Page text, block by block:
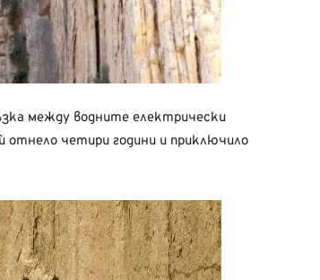
между водните електрически
отнело четири години и приключило